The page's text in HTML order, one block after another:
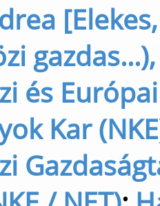
és Európai
Kar